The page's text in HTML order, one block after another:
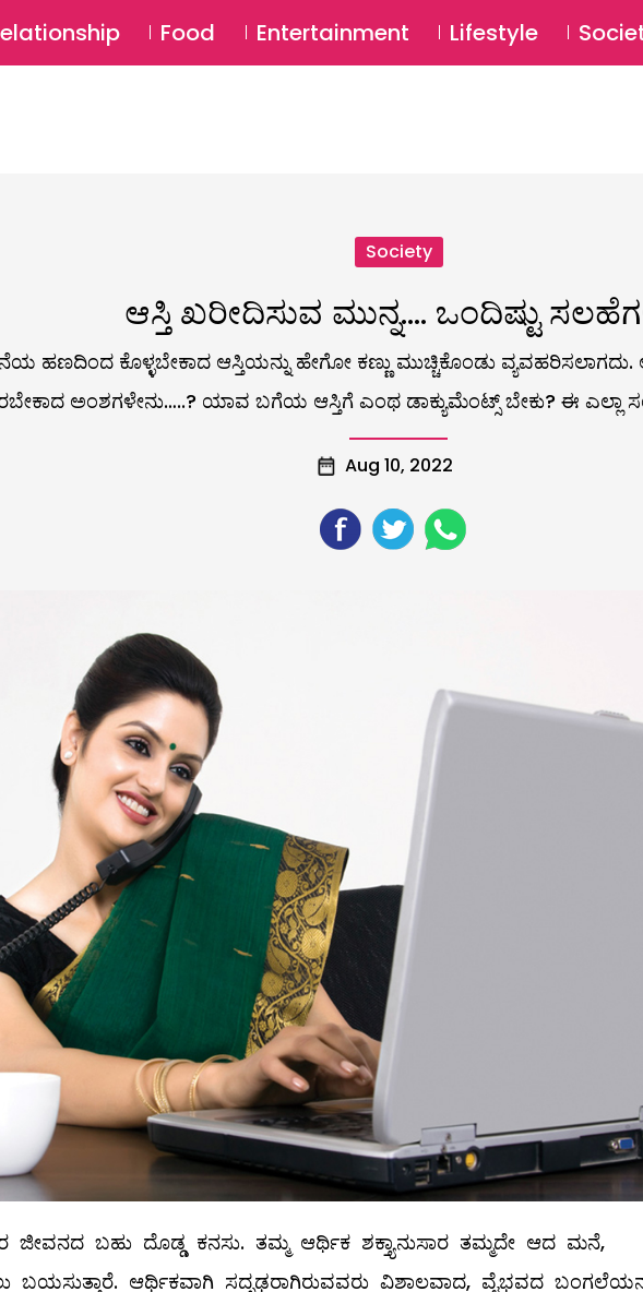
Food Entertainment Lifestyle
Society
ಆಸ್ತಿ ಖರೀದಿಸುವ ಮುನ್ನ…. ಒಂದಿಷ್ಟು
ಹಣದಿಂದ ಕೊಳ್ಳಬೇಕಾದ ಆಸ್ತಿಯನ್ನು ಹೇಗೋ ಕಣ್ಣು ಮುಚ್ಚಿಕೊಂಡು
ಅಂಶಗಳೇನು…..? ಯಾವ ಬಗೆಯ ಆಸ್ತಿಗೆ ಎಂಥ ಡಾಕ್ಯುಮೆಂಟ್ಸ್ ಬೇಕು? ಈ ಎಲ್ಲಾ
Aug 10, 2022
ಜೀವನದ ಬಹು ದೊಡ್ಡ ಕನಸು. ತಮ್ಮ ಆರ್ಥಿಕ ಶಕ್ತ್ಯಾನುಸಾರ ತಮ್ಮದೇ ಆದ ಮನೆ,
ಬಯಸುತ್ತಾರೆ. ಆರ್ಥಿಕವಾಗಿ ಸದೃಢರಾಗಿರುವವರು ವಿಶಾಲವಾದ, ವೈಭವದ